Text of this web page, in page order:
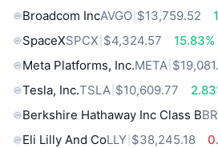
Broadcom IncAVGO $13,759.52
SpaceXSPCX $4,324.57
15.83%
Meta Platforms, Inc.META
Tesla, Inc.TSLA $10,609.77
Berkshire Hathaway Inc Class B
Eli Lilly And CoLLY $38,245.18